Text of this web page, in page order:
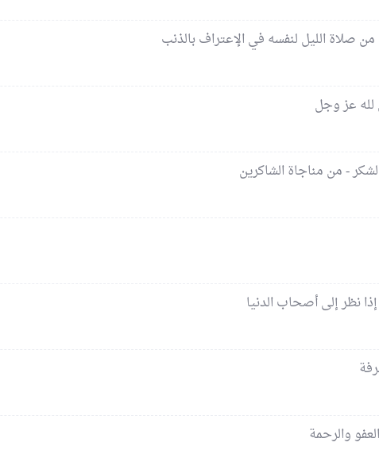
من صلاة الليل لنفسه في الإعتراف بالذنب
لله عز وجل
- من مناجاة الشاكرين
نظر إلى أصحاب الدنيا
والرحمة